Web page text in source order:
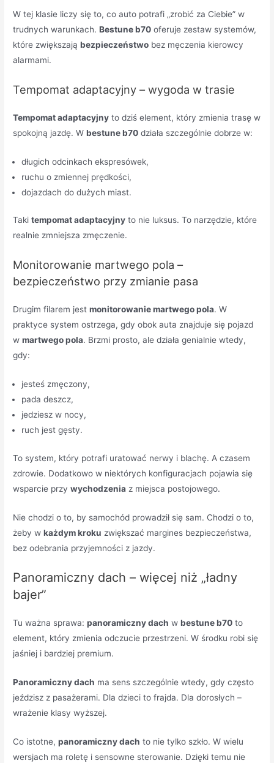
W tej klasie liczy się to, co auto potrafi „zrobić za Ciebie” w
trudnych warunkach.Bestune b70 oferuje zestaw systemów,
które zwiększająbezpieczeństwo bez męczenia kierowcy
alarmami.
Tempomat adaptacyjny – wygoda w trasie
Tempomat adaptacyjny to dziś element, który zmienia trasę w
spokojną jazdę. Wbestune b70 działa szczególnie dobrze w:
długich odcinkach ekspresówek,
ruchu o zmiennej prędkości,
dojazdach do dużych miast.
Takitempomat adaptacyjny to nie luksus. To narzędzie, które
realnie zmniejsza zmęczenie.
Monitorowanie martwego pola –
bezpieczeństwo przy zmianie pasa
Drugim filarem jestmonitorowanie martwego pola. W
praktyce system ostrzega, gdy obok auta znajduje się pojazd
wmartwego pola. Brzmi prosto, ale działa genialnie wtedy,
gdy:
jesteś zmęczony,
pada deszcz,
jedziesz w nocy,
ruch jest gęsty.
To system, który potrafi uratować nerwy i blachę. A czasem
zdrowie. Dodatkowo w niektórych konfiguracjach pojawia się
wsparcie przywychodzenia z miejsca postojowego.
Nie chodzi o to, by samochód prowadził się sam. Chodzi o to,
żeby wkażdym kroku zwiększać margines bezpieczeństwa,
bez odebrania przyjemności z jazdy.
Panoramiczny dach – więcej niż „ładny
bajer”
Tu ważna sprawa:panoramiczny dach wbestune b70 to
element, który zmienia odczucie przestrzeni. W środku robi się
jaśniej i bardziej premium.
Panoramiczny dach ma sens szczególnie wtedy, gdy często
jeździsz z pasażerami. Dla dzieci to frajda. Dla dorosłych –
wrażenie klasy wyższej.
Co istotne,panoramiczny dach to nie tylko szkło. W wielu
wersjach ma roletę i sensowne sterowanie. Dzięki temu nie